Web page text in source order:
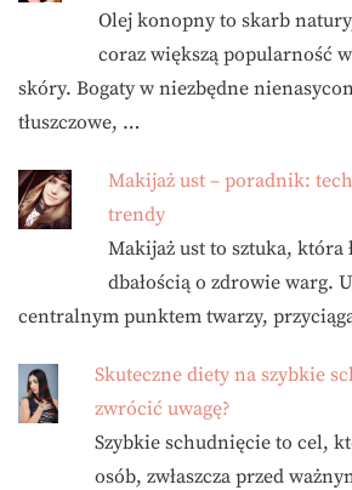
Olej konopny to skarb
coraz większą popularność
skóry. Bogaty w niezbędne
tłuszczowe, …
Makijaż ust – poradnik:
trendy
Makijaż ust to sztuka, która
dbałością o zdrowie warg.
centralnym punktem twarzy,
Skuteczne diety na szybkie
zwrócić uwagę?
Szybkie schudnięcie to cel,
osób, zwłaszcza przed